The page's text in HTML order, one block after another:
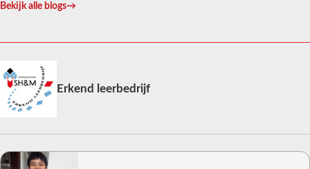
Bekijk alle blogs→
Erkend leerbedrijf